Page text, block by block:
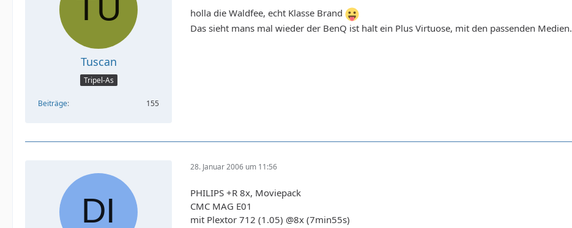
Tuscan
Tripel-As
Beiträge 155
holla die Waldfee, echt Klasse Brand
Das sieht mans mal wieder der BenQ ist halt ein Plus Virtuose, mit den passenden Medien.
28. Januar 2006 um 11:56
PHILIPS +R 8x, Moviepack
CMC MAG E01
mit Plextor 712 (1.05) @8x (7min55s)